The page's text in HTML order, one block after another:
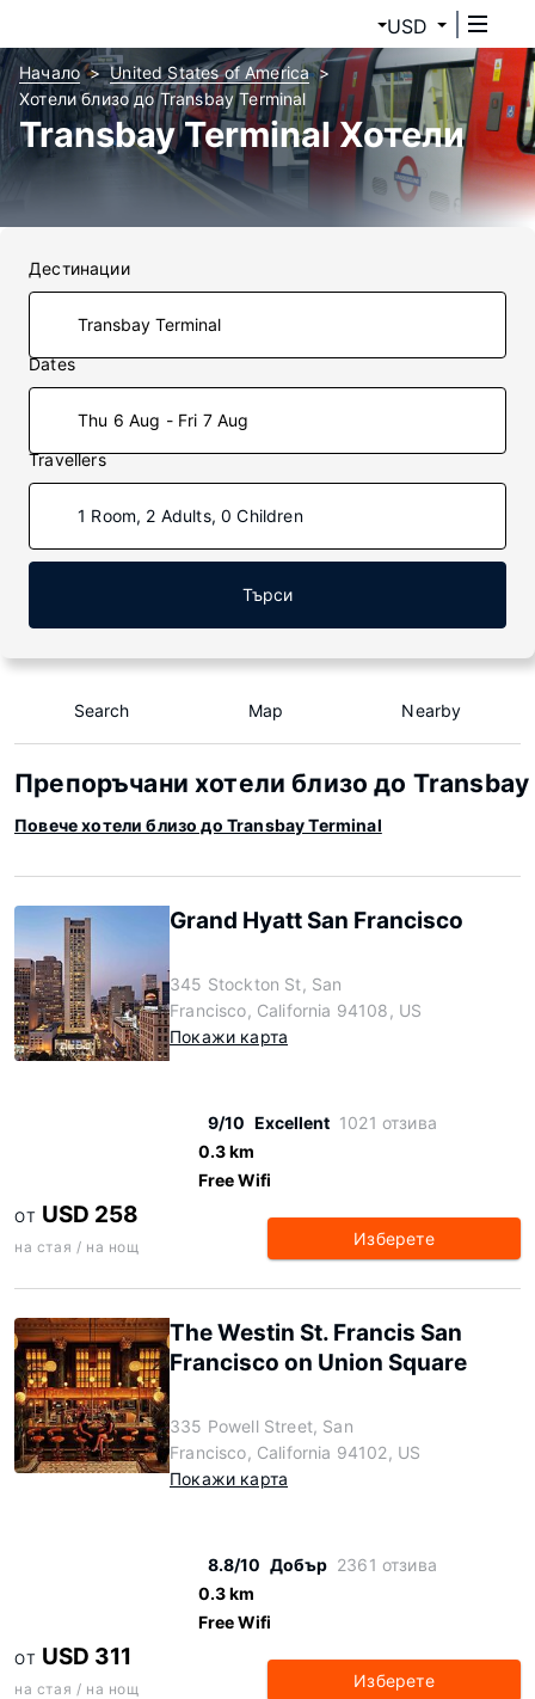
USD
Начало
United States of America
Хотели близо до Transbay Terminal
Transbay Terminal Хотели
Дестинации
Dates
Thu 6 Aug - Fri 7 Aug
Travellers
1 Room, 2 Adults, 0 Children
Търси
Search Map Nearby
Препоръчани хотели близо до
Повече хотели близо до Transbay Terminal
Grand Hyatt San Francisco
345 Stockton St, San
Francisco, California 94108, US
Покажи карта
9/10 Excellent 1021 отзива
0.3 km
Free Wifi
ОТ USD 258
на стая / на нощ Изберете
The Westin St. Francis San
Francisco on Union Square
335 Powell Street, San
Francisco, California 94102, US
Покажи карта
8.8/10 Добър 2361 отзива
0.3 km
Free Wifi
ОТ USD 311
на стая / на нощ Изберете